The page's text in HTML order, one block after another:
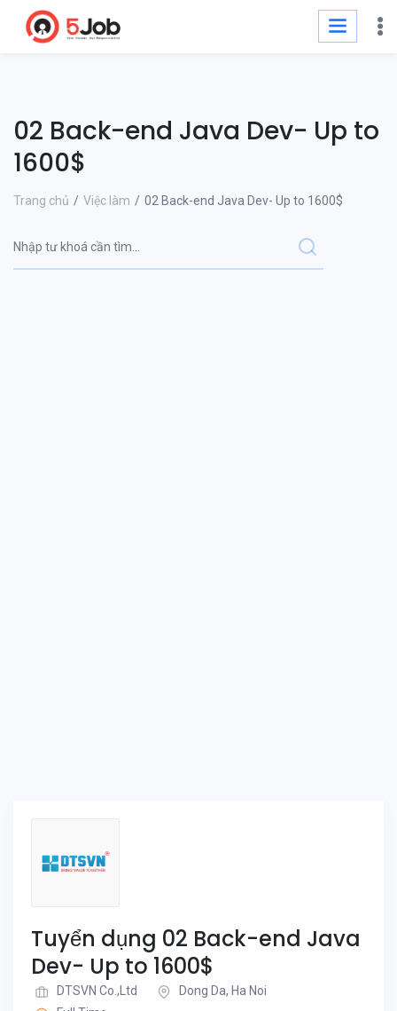
02 Back-end Java Dev- Up to
1600$
Trang chủ Việc làm 02 Back-end Java Dev- Up to 1600$
Tuyển dụng 02 Back-end Java
Dev- Up to 1600$
DTSVN Co.,Ltd
Dong Da, Ha Noi